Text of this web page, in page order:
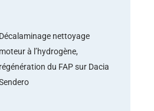
Décalaminage nettoyage
moteur à l’hydrogène,
régénération du FAP sur Dacia